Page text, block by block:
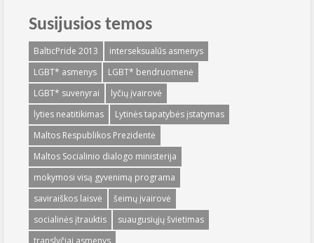
Susijusios temos
BalticPride 2013
interseksualūs asmenys
LGBT* asmenys
LGBT* bendruomenė
LGBT* suvenyrai
lyčių įvairovė
lyties neatitikimas
Lytinės tapatybės įstatymas
Maltos Respublikos Prezidentė
Maltos Socialinio dialogo ministerija
mokymosi visą gyvenimą programa
saviraiškos laisvė
šeimų įvairovė
socialinės įtrauktis
suaugusiųjų švietimas
translyčiai asmenys